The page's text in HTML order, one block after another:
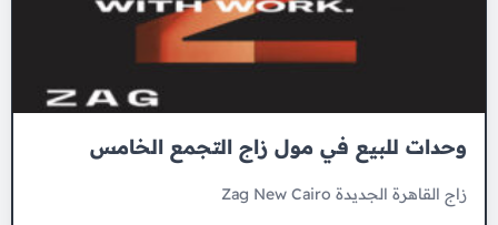
وحدات للبيع في مول زاج التجمع الخامس
زاج القاهرة الجديدة Zag New Cairo